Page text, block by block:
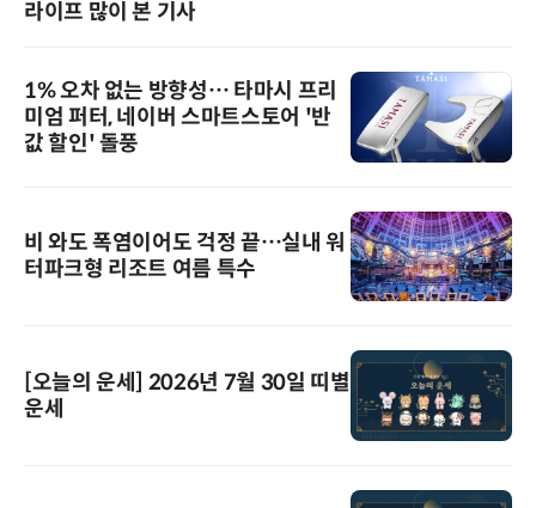
라이프 많이 본 기사
1% 오차 없는 방향성… 타마시 프리
미엄 퍼터, 네이버 스마트스토어 '반
값 할인' 돌풍
비 와도 폭염이어도 걱정 끝…실내 워
터파크형 리조트 여름 특수
[오늘의 운세] 2026년 7월 30일 띠별
운세